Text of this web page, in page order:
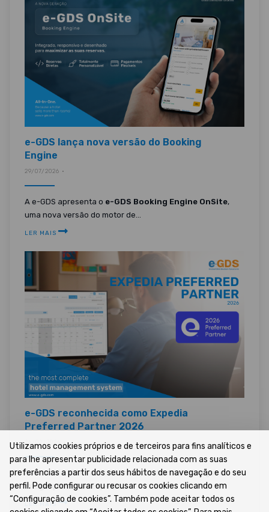
e-GDS lança nova versão do Booking
Engine
29/07/2026 •
A e-GDS apresenta o e-GDS Booking Engine OnSite,
uma nova versão do motor de...
LER MAIS
e-GDS reconhecida como Expedia
Preferred Partner 2026
Referência internacional em hotel channel manager e
integração com a Expedia
LER MAIS
Utilizamos cookies próprios e de terceiros para fins analíticos e
para lhe apresentar publicidade relacionada com as suas
preferências a partir dos seus hábitos de navegação e do seu
perfil. Pode configurar ou recusar os cookies clicando em
“Configuração de cookies”. Também pode aceitar todos os